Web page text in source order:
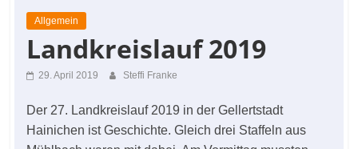
Allgemein
Landkreislauf 2019
29. April 2019 Steffi Franke
Der 27. Landkreislauf 2019 in der Gellertstadt
Hainichen ist Geschichte. Gleich drei Staffeln aus